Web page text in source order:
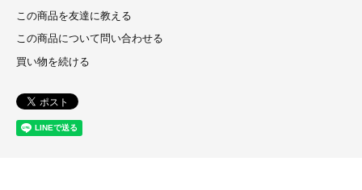
この商品を友達に教える
この商品について問い合わせる
買い物を続ける